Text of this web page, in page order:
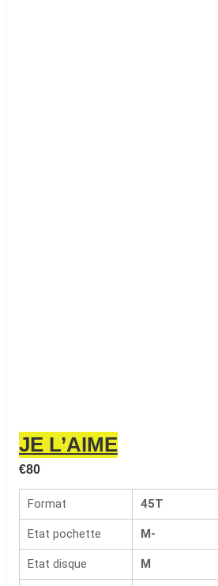
JE L’AIME
€80
Format 45T
Etat pochette M-
Etat disque M